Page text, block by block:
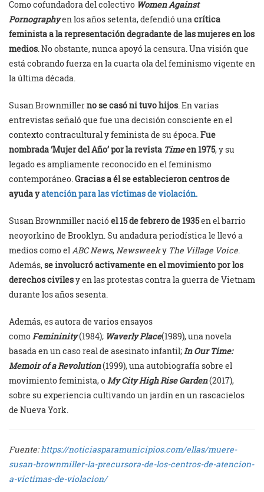
Como cofundadora del colectivo Women Against
Pornographyen los años setenta, defendió unacrítica
feminista a la representación degradante de las mujeres en los
medios. No obstante, nunca apoyó la censura. Una visión que
está cobrando fuerza en la cuarta ola del feminismo vigente en
la última década.
Susan Brownmillerno se casó ni tuvo hijos. En varias
entrevistas señaló que fue una decisión consciente en el
contexto contracultural y feminista de su época.Fue
nombrada ‘Mujer del Año’ por la revista Timeen 1975, y su
legado es ampliamente reconocido en el feminismo
contemporáneo.Gracias a él se establecieron centros de
ayuda yatención para las víctimas de violación.
Susan Brownmiller nacióel 15 de febrero de 1935en el barrio
neoyorkino de Brooklyn. Su andadura periodística le llevó a
medios como elABC News,Newsweeky The Village Voice.
Además, se involucró activamente en el movimiento por los
derechos civilesy en las protestas contra la guerra de Vietnam
durante los años sesenta.
Además, es autora de varios ensayos
comoFemininity(1984); Waverly Place(1989), una novela
basada en un caso real de asesinato infantil;In Our Time:
Memoir of a Revolution(1999), una autobiografía sobre el
movimiento feminista, oMy City High Rise Garden(2017),
sobre su experiencia cultivando un jardín en un rascacielos
de Nueva York.
Fuente:https://noticiasparamunicipios.com/ellas/muere-
susan-brownmiller-la-precursora-de-los-centros-de-atencion-
a-victimas-de-violacion/